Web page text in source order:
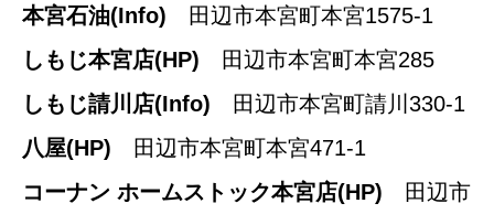
本宮石油(Info) 田辺市本宮町本宮1575-1
しもじ本宮店(HP) 田辺市本宮町本宮285
しもじ請川店(Info) 田辺市本宮町請川330-1
八屋(HP) 田辺市本宮町本宮471-1
コーナン ホームストック本宮店(HP) 田辺市